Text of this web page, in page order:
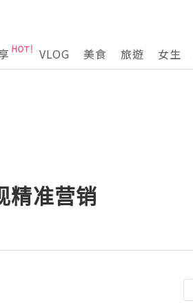
VLOG 美食 旅遊 女生
精准营销